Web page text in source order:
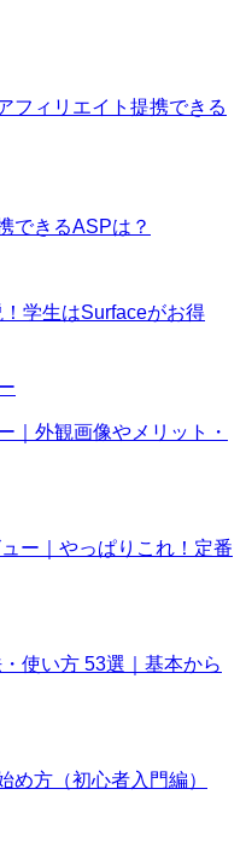
フィリエイト提携できる
できるASPは？
学生はSurfaceがお得
｜外観画像やメリット・
ー｜やっぱりこれ！定番
使い方 53選｜基本から
め方（初心者入門編）